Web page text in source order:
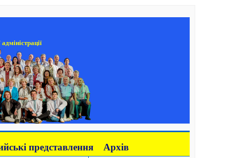
представлення Архів